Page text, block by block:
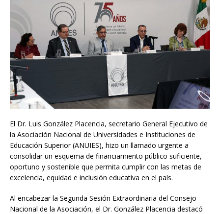
El Dr. Luis González Placencia, secretario General Ejecutivo de
la Asociación Nacional de Universidades e Instituciones de
Educación Superior (ANUIES), hizo un llamado urgente a
consolidar un esquema de financiamiento público suficiente,
oportuno y sostenible que permita cumplir con las metas de
excelencia, equidad e inclusión educativa en el país.
Al encabezar la Segunda Sesión Extraordinaria del Consejo
Nacional de la Asociación, el Dr. González Placencia destacó